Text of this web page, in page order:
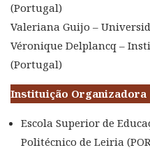
(Portugal)
Valeriana Guijo –
Véronique Delplancq –
(Portugal)
Instituição Organizadora
Escola Superior de
Politécnico de Leiria